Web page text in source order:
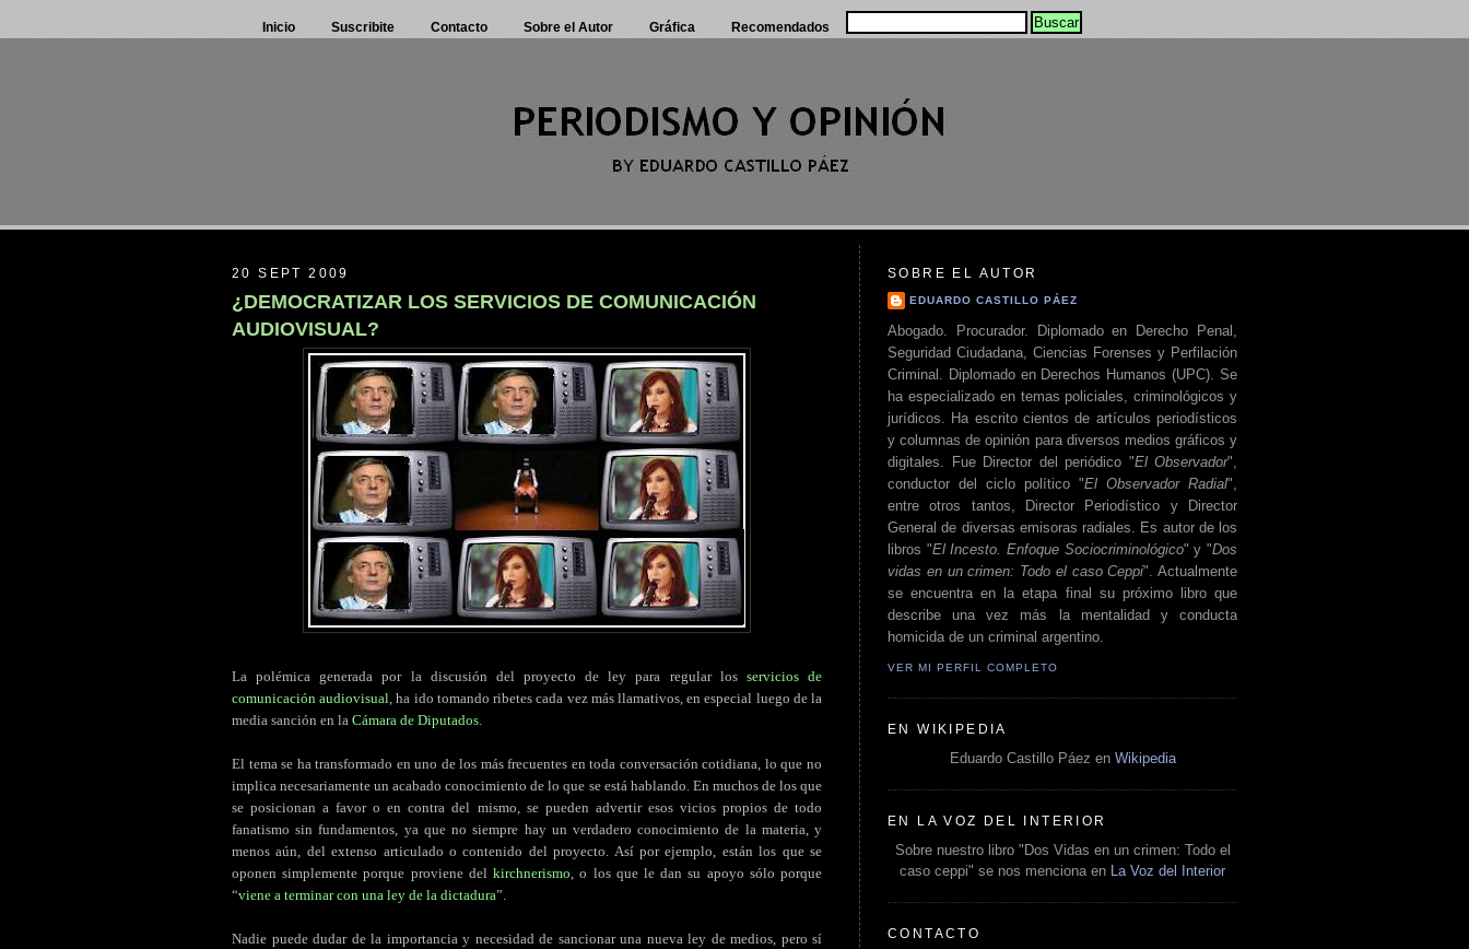
Inicio Suscribite Contacto Sobre el Autor Gráfica Recomendados
20 SEPT 2009
¿DEMOCRATIZAR LOS SERVICIOS DE COMUNICACIÓN
AUDIOVISUAL?
La polémica generada por la discusión del proyecto de ley para regular los servicios de
comunicación audiovisual, ha ido tomando ribetes cada vez más llamativos, en especial luego de la
media sanción en la Cámara de Diputados.
El tema se ha transformado en uno de los más frecuentes en toda conversación cotidiana, lo que no
implica necesariamente un acabado conocimiento de lo que se está hablando. En muchos de los que
se posicionan a favor o en contra del mismo, se pueden advertir esos vicios propios de todo
fanatismo sin fundamentos, ya que no siempre hay un verdadero conocimiento de la materia, y
menos aún, del extenso articulado o contenido del proyecto. Así por ejemplo, están los que se
oponen simplemente porque proviene delkirchnerismo, o los que le dan su apoyo sólo porque
“viene a terminar con una ley de la dictadura”.
Nadie puede dudar de la importancia y necesidad de sancionar una nueva ley de medios, pero sí
SOBRE EL AUTOR
EDUARDO CASTILLO PÁEZ
Abogado. Procurador. Diplomado en Derecho Penal,
Seguridad Ciudadana, Ciencias Forenses y Perfilación
Criminal. Diplomado en Derechos Humanos (UPC). Se
ha especializado en temas policiales, criminológicos y
jurídicos. Ha escrito cientos de artículos periodísticos
y columnas de opinión para diversos medios gráficos y
digitales. Fue Director del periódico "El Observador",
conductor del ciclo político "El Observador Radial",
entre otros tantos, Director Periodístico y Director
General de diversas emisoras radiales. Es autor de los
libros "El Incesto. Enfoque Sociocriminológico" y "Dos
vidas en un crimen: Todo el caso Ceppi". Actualmente
se encuentra en la etapa final su próximo libro que
describe una vez más la mentalidad y conducta
homicida de un criminal argentino.
VER MI PERFIL COMPLETO
EN WIKIPEDIA
Eduardo Castillo Páez en Wikipedia
EN LA VOZ DEL INTERIOR
Sobre nuestro libro "Dos Vidas en un crimen: Todo el
caso ceppi" se nos menciona en
La Voz del Interior
CONTACTO